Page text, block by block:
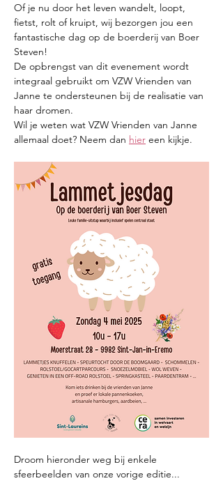
Of je nu door het leven wandelt, loopt,
fietst, rolt of kruipt, wij bezorgen jou een
fantastische dag op de boerderij van Boer
Steven!
De opbrengst van dit evenement wordt
integraal gebruikt om VZW Vrienden van
Janne te ondersteunen bij de realisatie van
haar dromen.
Wil je weten wat VZW Vrienden van Janne
allemaal doet? Neem dan hier een kijkje.
Droom hieronder weg bij enkele
sfeerbeelden van onze vorige editie...